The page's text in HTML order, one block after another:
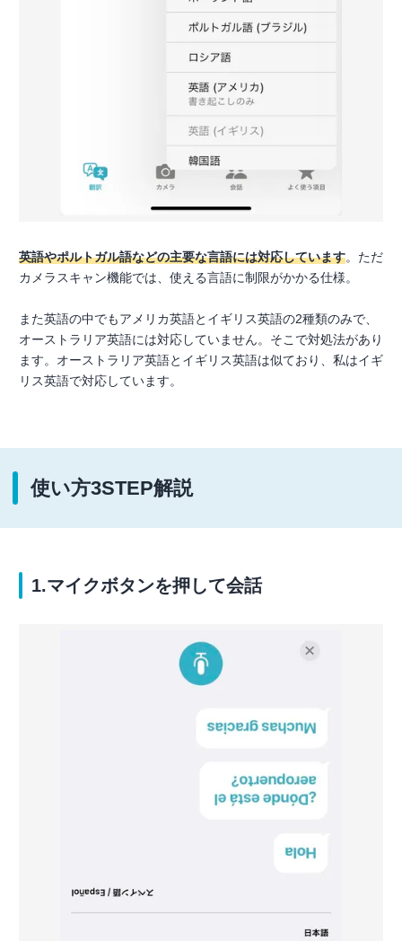
英語やポルトガル語などの主要な言語には対応しています。ただ
カメラスキャン機能では、使える言語に制限がかかる仕様。
また英語の中でもアメリカ英語とイギリス英語の2種類のみで、
オーストラリア英語には対応していません。そこで対処法があり
ます。オーストラリア英語とイギリス英語は似ており、私はイギ
リス英語で対応しています。
使い方3STEP解説
1.マイクボタンを押して会話